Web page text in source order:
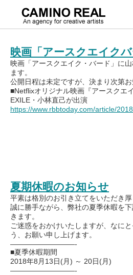
月別: 2018年8月
映画「アースクエイクバ
映画「アースクエイク・バード」に
ます。
公開日程は未定ですが、決まり次第お
■Netflixオリジナル映画『アースクエ
EXILE・小林直己が出演
https://www.rbbtoday.com/article/
夏期休暇のお知らせ
平素は格別のお引き立てをいただき厚
誠に勝手ながら、弊社の夏季休暇を
きます。
ご迷惑をおかけいたしますが、なに
う、お願い申し上げます。
—————————-
■夏季休暇期間
2018年8月13日(月) ～ 20日(月)
—————————-